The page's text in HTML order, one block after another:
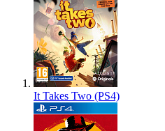
It Takes Two (PS4)